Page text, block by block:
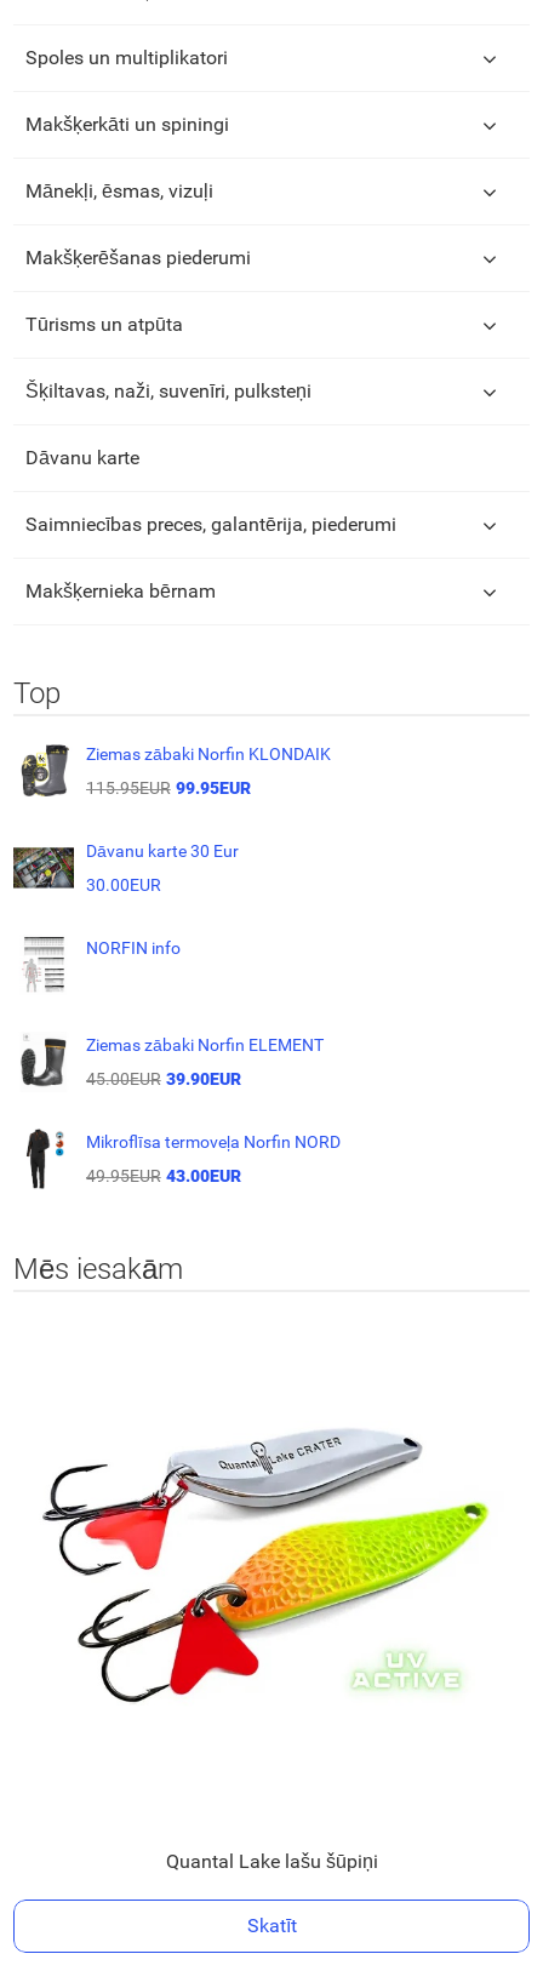
Spoles un multiplikatori
Makšķerkāti un spiningi
Mānekļi, ēsmas, vizuļi
Makšķerēšanas piederumi
Tūrisms un atpūta
Šķiltavas, naži, suvenīri, pulksteņi
Dāvanu karte
Saimniecības preces, galantērija, piederumi
Makšķernieka bērnam
Top
Ziemas zābaki Norfin KLONDAIK
115.95EUR 99.95EUR
Dāvanu karte 30 Eur
30.00EUR
NORFIN info
Ziemas zābaki Norfin ELEMENT
45.00EUR 39.90EUR
Mikroflīsa termoveļa Norfin NORD
49.95EUR 43.00EUR
Mēs iesakām
Quantal Lake lašu šūpiņi
Skatīt